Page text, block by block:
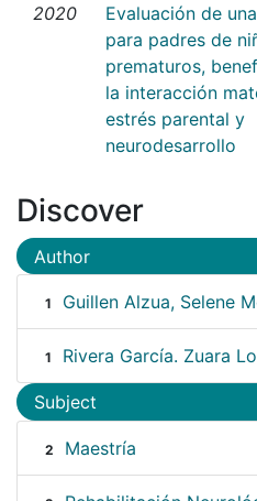
2020
Evaluación de
para padres de
prematuros,
la interacción
estrés parental y
neurodesarrollo
Discover
Author
1 Guillen Alzua, Selene
1 Rivera García. Zuara
Subject
2 Maestría